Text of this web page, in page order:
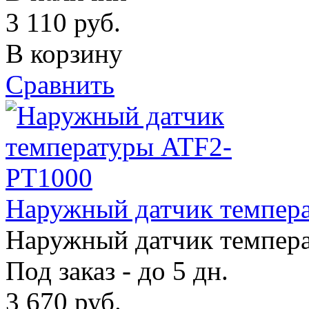
3 110 руб.
В корзину
Сравнить
Наружный датчик
Наружный датчик
Под заказ - до 5 дн.
3 670 руб.